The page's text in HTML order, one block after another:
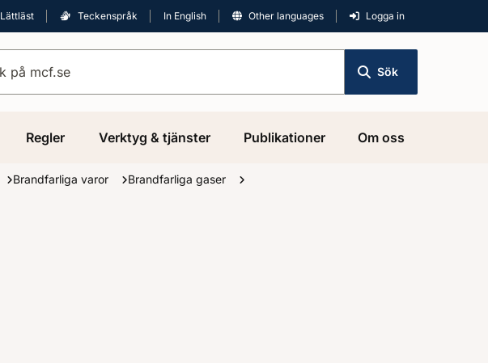
Lättläst Teckenspråk In English Other languages Logga in
Sök
Regler Verktyg & tjänster Publikationer Om oss
Brandfarliga varor
Brandfarliga gaser